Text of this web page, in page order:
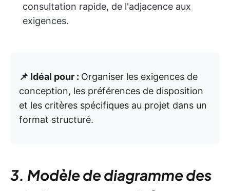
consultation rapide, de l'adjacence aux
exigences.
📌 Idéal pour : Organiser les exigences de
conception, les préférences de disposition
et les critères spécifiques au projet dans un
format structuré.
3. Modèle de diagramme des